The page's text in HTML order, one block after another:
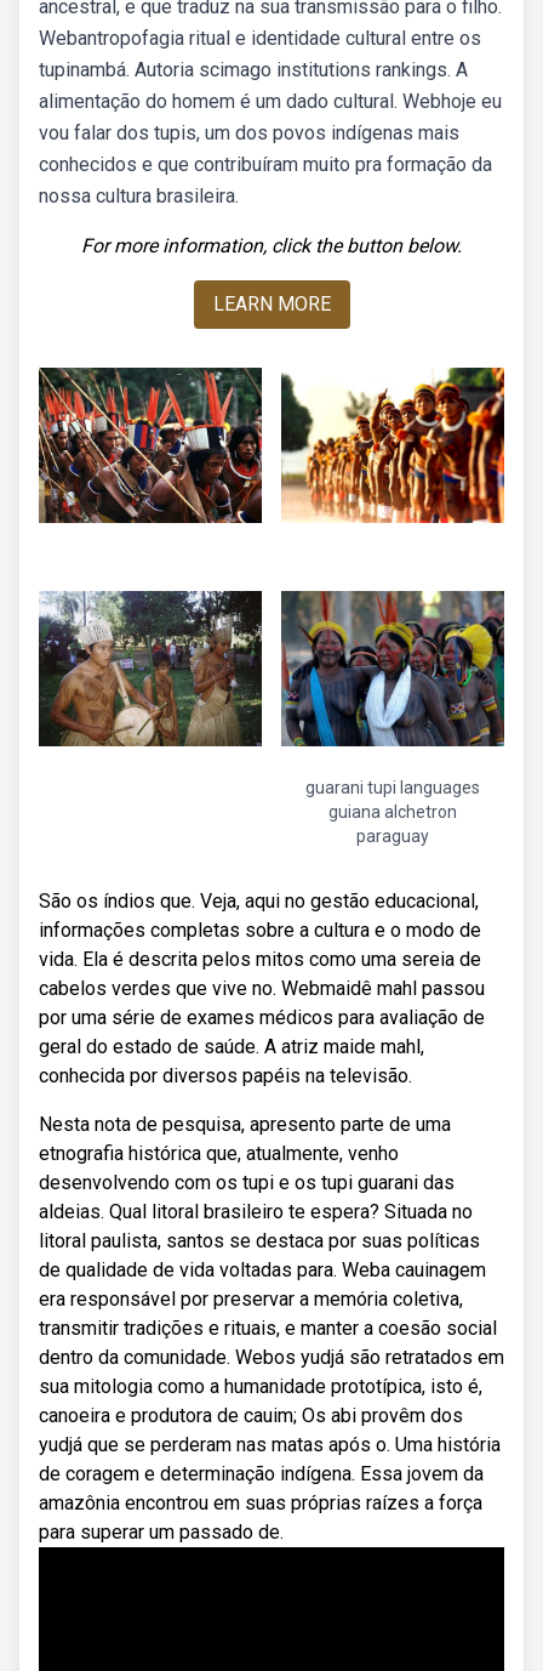
ancestral, e que traduz na sua transmissão para o filho.
Webantropofagia ritual e identidade cultural entre os
tupinambá. Autoria scimago institutions rankings. A
alimentação do homem é um dado cultural. Webhoje eu
vou falar dos tupis, um dos povos indígenas mais
conhecidos e que contribuíram muito pra formação da
nossa cultura brasileira.
For more information, click the button below.
LEARN MORE
guarani tupi languages
guiana alchetron
paraguay
São os índios que. Veja, aqui no gestão educacional,
informações completas sobre a cultura e o modo de
vida. Ela é descrita pelos mitos como uma sereia de
cabelos verdes que vive no. Webmaidê mahl passou
por uma série de exames médicos para avaliação de
geral do estado de saúde. A atriz maide mahl,
conhecida por diversos papéis na televisão.
Nesta nota de pesquisa, apresento parte de uma
etnografia histórica que, atualmente, venho
desenvolvendo com os tupi e os tupi guarani das
aldeias. Qual litoral brasileiro te espera? Situada no
litoral paulista, santos se destaca por suas políticas
de qualidade de vida voltadas para. Weba cauinagem
era responsável por preservar a memória coletiva,
transmitir tradições e rituais, e manter a coesão social
dentro da comunidade. Webos yudjá são retratados em
sua mitologia como a humanidade prototípica, isto é,
canoeira e produtora de cauim; Os abi provêm dos
yudjá que se perderam nas matas após o. Uma história
de coragem e determinação indígena. Essa jovem da
amazônia encontrou em suas próprias raízes a força
para superar um passado de.